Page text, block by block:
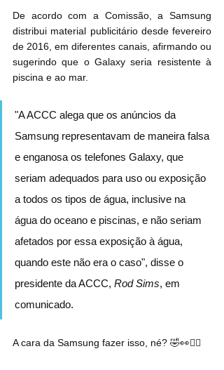
De acordo com a Comissão, a Samsung
distribui material publicitário desde fevereiro
de 2016, em diferentes canais, afirmando ou
sugerindo que o Galaxy seria resistente à
piscina e ao mar.
"A ACCC alega que os anúncios da
Samsung representavam de maneira falsa
e enganosa os telefones Galaxy, que
seriam adequados para uso ou exposição
a todos os tipos de água, inclusive na
água do oceano e piscinas, e não seriam
afetados por essa exposição à água,
quando este não era o caso", disse o
presidente da ACCC, Rod Sims, em
comunicado.
A cara da Samsung fazer isso, né? 🤣👀🤦‍♂